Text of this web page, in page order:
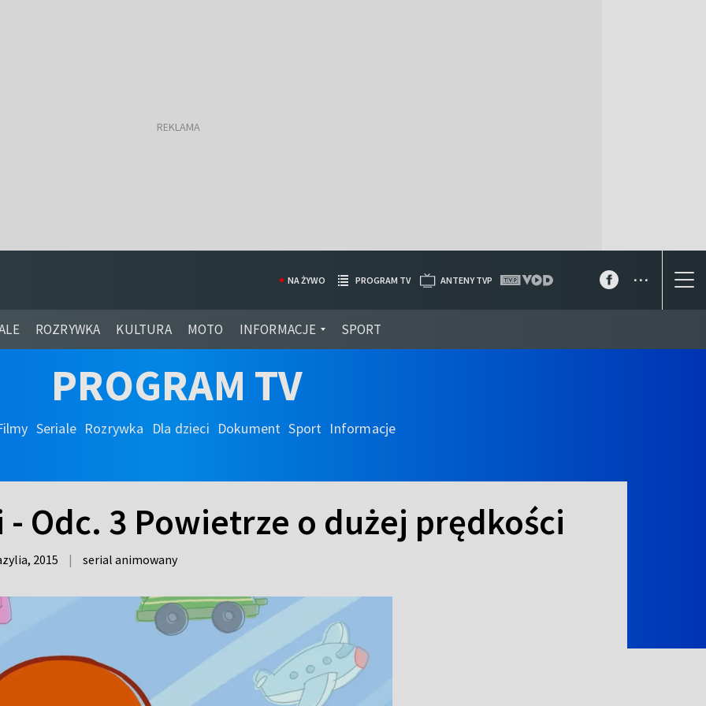
ROZRYWKA KULTURA MOTO INFORMACJE SPORT
NA ŻYWO PROGRAM TV ANTENY TVP ...
PROGRAM TV
Seriale Rozrywka Dla dzieci Dokument Sport Informacje
Odc. 3 Powietrze o dużej prędkości
2015 | serial animowany